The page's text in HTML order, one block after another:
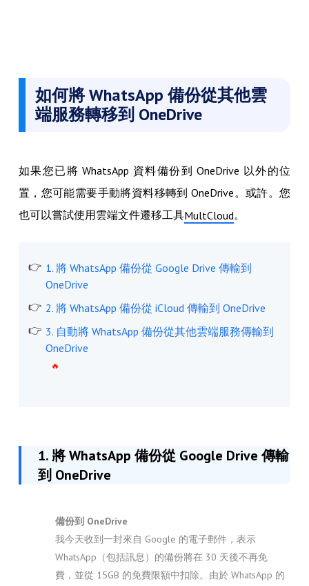
如何將 WhatsApp 備份從其他雲
端服務轉移到 OneDrive
如果您已將 WhatsApp 資料備份到 OneDrive 以外的位
置，您可能需要手動將資料移轉到 OneDrive。或許。您
也可以嘗試使用雲端文件遷移工具MultCloud。
1. 將 WhatsApp 備份從 Google Drive 傳輸到
OneDrive
2. 將 WhatsApp 備份從 iCloud 傳輸到 OneDrive
3. 自動將 WhatsApp 備份從其他雲端服務傳輸到
OneDrive
1. 將 WhatsApp 備份從 Google Drive 傳輸
到 OneDrive
備份到 OneDrive
我今天收到一封來自 Google 的電子郵件，表示
WhatsApp（包括訊息）的備份將在 30 天後不再免
費，並從 15GB 的免費限額中扣除。由於 WhatsApp 的